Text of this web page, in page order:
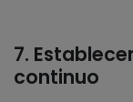
7.
continuo